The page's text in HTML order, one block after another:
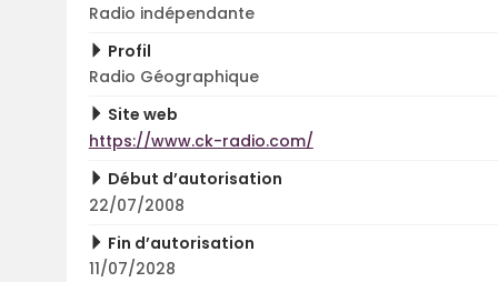
Radio indépendante
Profil
Radio Géographique
Site web
https://www.ck-radio.com/
Début d’autorisation
22/07/2008
Fin d’autorisation
11/07/2028